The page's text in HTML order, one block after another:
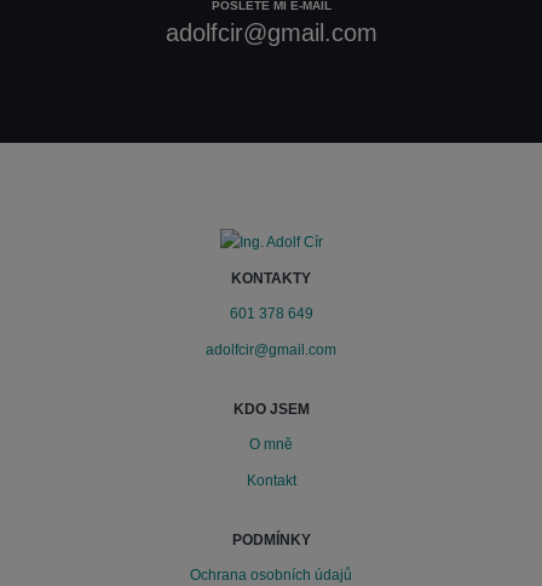
POŠLETE MI E-MAIL
adolfcir@gmail.com
KONTAKTY
601 378 649
adolfcir@gmail.com
KDO JSEM
O mně
Kontakt
PODMÍNKY
Ochrana osobních údajů